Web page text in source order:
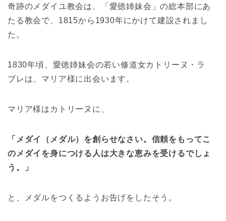
奇跡のメダイユ教会は、「愛徳姉妹会」の総本部にあ
たる教会で、1815から1930年にかけて建設されまし
た。
1830年頃、愛徳姉妹会の若い修道女カトリーヌ・ラ
ブレは、マリア様に出会います。
マリア様はカトリーヌに、
「メダイ（メダル）を創らせなさい。信頼をもってこ
のメダイを身につける人は大きな恵みを受けるでしょ
う。」
と、メダルをつくるようお告げをしたそう。